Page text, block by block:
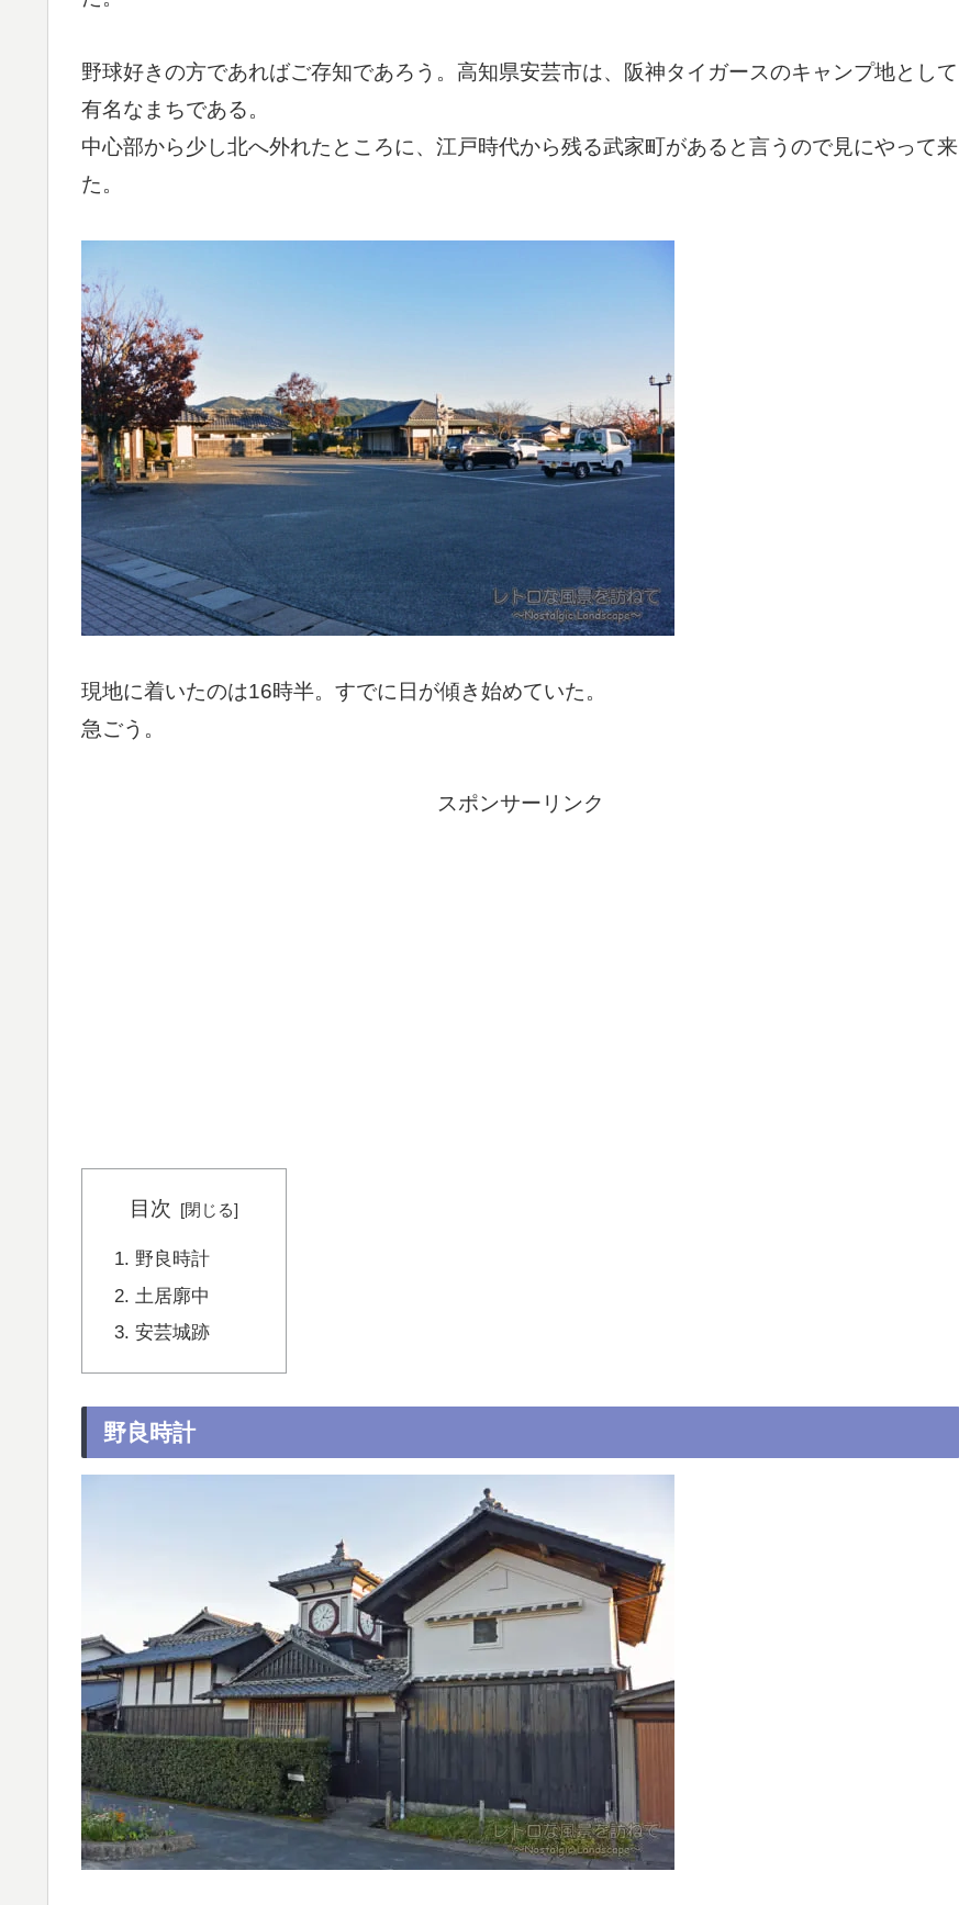
野球好きの方であればご存知であろう。高知県安芸市は、阪神タイガースのキャンプ地として
有名なまちである。
中心部から少し北へ外れたところに、江戸時代から残る武家町があると言うので見にやって来
た。
現地に着いたのは16時半。すでに日が傾き始めていた。
急ごう。
スポンサーリンク
目次
野良時計
土居廓中
安芸城跡
野良時計